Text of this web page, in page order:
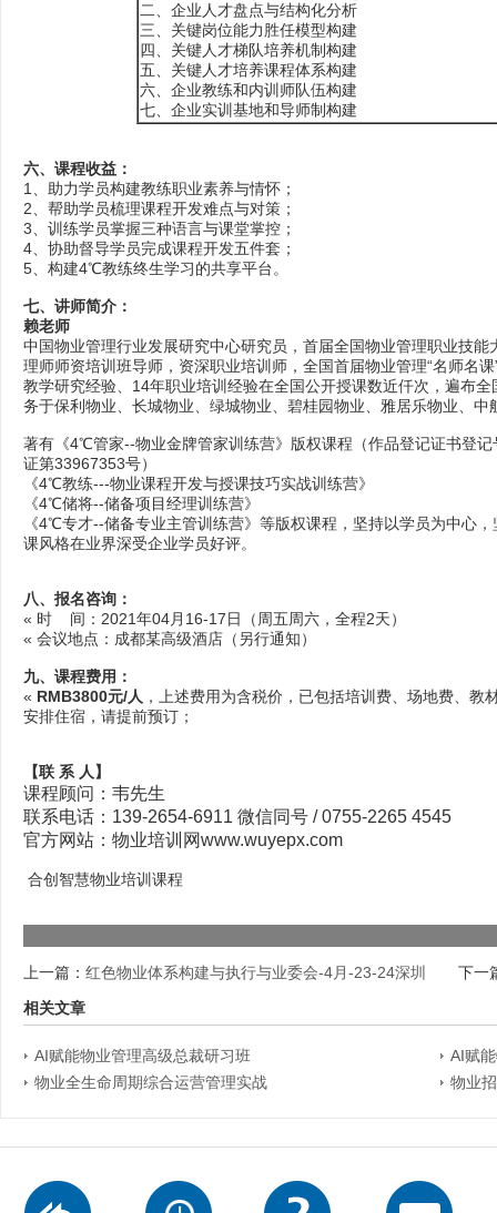
二、企业人才盘点与结构化分析
三、关键岗位能力胜任模型构建
四、关键人才梯队培养机制构建
五、关键人才培养课程体系构建
六、企业教练和内训师队伍构建
七、企业实训基地和导师制构建
六、课程收益：
1、助力学员构建教练职业素养与情怀；
2、帮助学员梳理课程开发难点与对策；
3、训练学员掌握三种语言与课堂掌控；
4、协助督导学员完成课程开发五件套；
5、构建4℃教练终生学习的共享平台。
七、讲师简介：
赖老师
中国物业管理行业发展研究中心研究员，首届全国物业管理职业技
理师师资培训班导师，资深职业培训师，全国首届物业管理“名师名
教学研究经验、14年职业培训经验在全国公开授课数近仟次，遍布
务于保利物业、长城物业、绿城物业、碧桂园物业、雅居乐物业、
著有《4℃管家--物业金牌管家训练营》版权课程（作品登记证书登
证第33967353号）
《4℃教练---物业课程开发与授课技巧实战训练营》
《4℃储将--储备项目经理训练营》
《4℃专才--储备专业主管训练营》等版权课程，坚持以学员为中心
课风格在业界深受企业学员好评。
八、 报名咨询 ：
« 时 间：2021年04月16-17日（周五周六，全程2天）
« 会议地点：成都某高级酒店（另行通知）
九、 课程费用 ：
« RMB3800元/人 ，上述费用为含税价，已包括培训费、场地费、
安排住宿，请提前预订；
【联 系 人】
课程顾问：韦先生
联系电话：139-2654-6911 微信同号 / 0755-2265 4545
官方网站：物业培训网www.wuyepx.com
合创智慧物业培训课程
上一篇： 红色物业体系构建与执行与业委会-4月-23-24深圳
下一
相关文章
AI赋能物业管理高级总裁研习班
AI赋
物业全生命周期综合运营管理实战
物业